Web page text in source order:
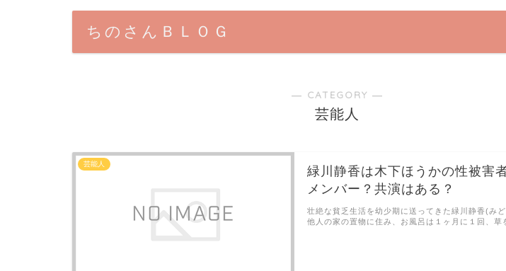
ちのさんＢＬＯＧ
― CATEGORY ―
芸能人
芸能人
緑川静香は木下ほうかの性被害
メンバー？共演はある？
壮絶な貧乏生活を幼少期に送ってきた緑川静香(み
他人の家の置物に住み、お風呂は１ヶ月に１回、草